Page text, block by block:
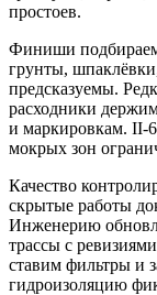
простоев.
Финиши подбираем
грунты,
предсказуемы.
расходники
и маркировкам.
мокрых зон
Качество
скрытые работы
Инженерию
трассы с
ставим фильтры и
гидроизоляцию